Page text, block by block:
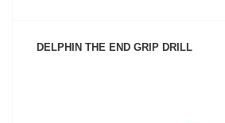
DELPHIN THE END GRIP DRILL